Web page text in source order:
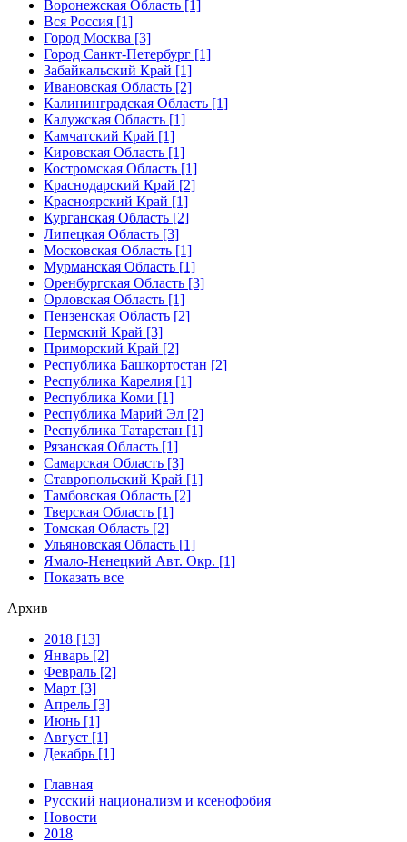
Воронежская Область [1]
Вся Россия [1]
Город Москва [3]
Город Санкт-Петербург [1]
Забайкальский Край [1]
Ивановская Область [2]
Калининградская Область [1]
Калужская Область [1]
Камчатский Край [1]
Кировская Область [1]
Костромская Область [1]
Краснодарский Край [2]
Красноярский Край [1]
Курганская Область [2]
Липецкая Область [3]
Московская Область [1]
Мурманская Область [1]
Оренбургская Область [3]
Орловская Область [1]
Пензенская Область [2]
Пермский Край [3]
Приморский Край [2]
Республика Башкортостан [2]
Республика Карелия [1]
Республика Коми [1]
Республика Марий Эл [2]
Республика Татарстан [1]
Рязанская Область [1]
Самарская Область [3]
Ставропольский Край [1]
Тамбовская Область [2]
Тверская Область [1]
Томская Область [2]
Ульяновская Область [1]
Ямало-Ненецкий Авт. Окр. [1]
Показать все
Архив
2018 [13]
Январь [2]
Февраль [2]
Март [3]
Апрель [3]
Июнь [1]
Август [1]
Декабрь [1]
Главная
Русский национализм и ксенофобия
Новости
2018